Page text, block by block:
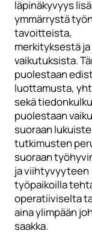
läpinäkyvyys
ymmärrystä
tavoitteista,
merkityksestä ja
vaikutuksista.
puolestaan
luottamusta,
sekä
puolestaan
suoraan
tutkimusten
suoraan
ja viihtyvyyteen
työpaikoilla
operatiiviselta
aina ylimpään
saakka.